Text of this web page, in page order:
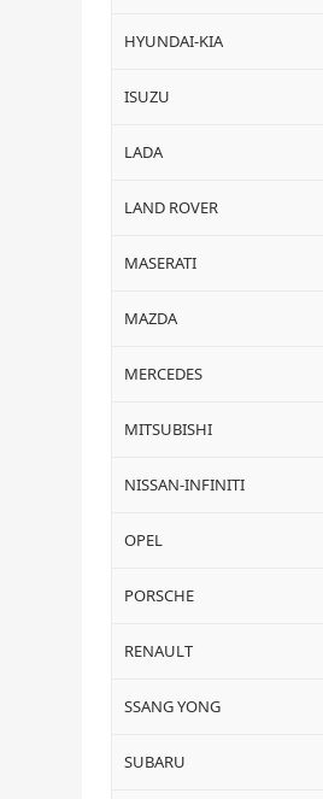
HYUNDAI-KIA
ISUZU
LADA
LAND ROVER
MASERATI
MAZDA
MERCEDES
MITSUBISHI
NISSAN-INFINITI
OPEL
PORSCHE
RENAULT
SSANG YONG
SUBARU